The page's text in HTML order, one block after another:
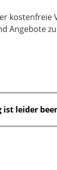
kostenfreie
Angebote
ist leider